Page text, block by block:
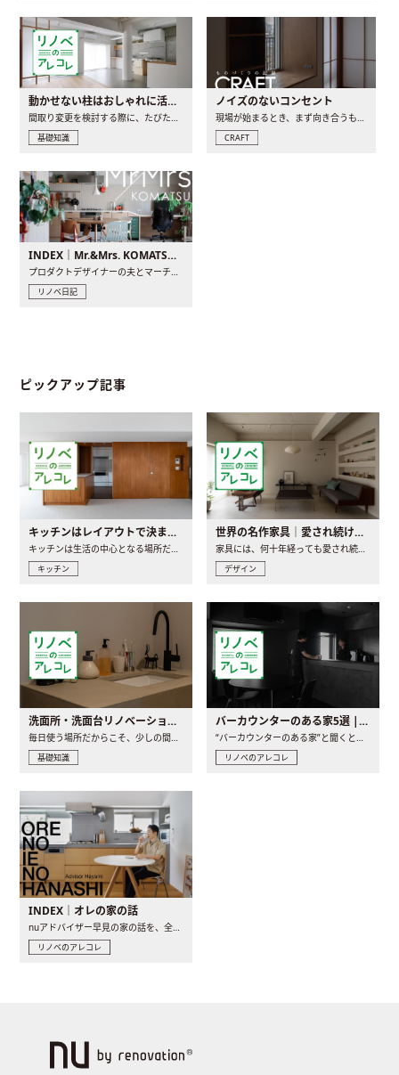
動かせない柱はおしゃれに活用！柱を魅せるリノベーション(リノベ)4選
間取り変更を検討する際に、たびたび皆さんの頭を悩ませる動か..
基礎知識
ノイズのないコンセント
現場が始まるとき、まず向き合うものの一つがコンセントです..
CRAFT
INDEX｜Mr.&Mrs. KOMATSU renovation diary
プロダクトデザイナーの夫とマーチャンダイザーの妻が、夫婦で..
リノベ日記
ピックアップ記事
キッチンはレイアウトで決まる。後悔しないための考え方と選び方
キッチン
世界の名作家具｜愛され続ける理由と一生モノとの出会い方
デザイン
洗面所・洗面台リノベーションの事例と間取りアイデア
毎日使う場所だからこそ、少しの間取りの工夫や素材の選び方で..
基礎知識
バーカウンターのある家5選 | 日常に馴染む“距離の近い”キッチンとは
“バーカウンターのある家”と聞くと、少し特別な、大人のための..
リノベのアレコレ
INDEX｜オレの家の話
リノベのアレコレ